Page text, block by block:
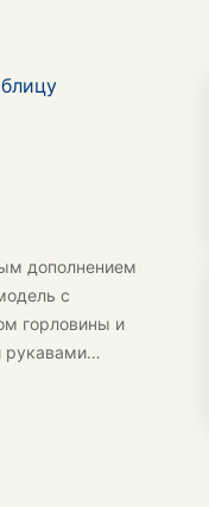
дополнением
с
горловины и
рукавами